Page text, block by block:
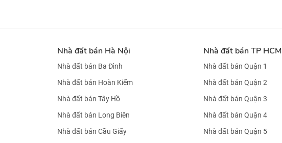
Nhà đất bán Hà Nội
Nhà đất bán Ba Đình
Nhà đất bán Hoàn Kiếm
Nhà đất bán Tây Hồ
Nhà đất bán Long Biên
Nhà đất bán Cầu Giấy
Nhà đất bán TP HCM
Nhà đất bán Quận 1
Nhà đất bán Quận 2
Nhà đất bán Quận 3
Nhà đất bán Quận 4
Nhà đất bán Quận 5